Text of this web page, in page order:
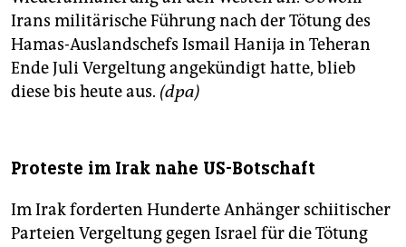
Irans militärische Führung nach der Tötung des
Hamas-Auslandschefs Ismail Hanija in Teheran
Ende Juli Vergeltung angekündigt hatte, blieb
diese bis heute aus. (dpa)
Proteste im Irak nahe US-Botschaft
Im Irak forderten Hunderte Anhänger schiitischer
Parteien Vergeltung gegen Israel für die Tötung